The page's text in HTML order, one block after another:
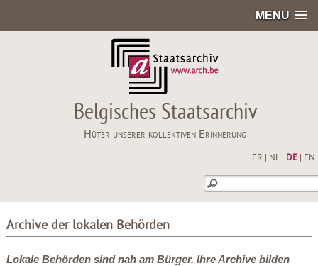
MENU
Belgisches Staatsarchiv
Hüter unserer kollektiven Erinnerung
FR NL| DE| EN
Archive der lokalen Behörden
Lokale Behörden sind nah am Bürger. Ihre Archive bilden